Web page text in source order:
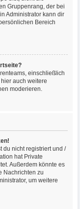
Gruppenrang, der bei
Administrator kann dir
Bereich
einschließlich
auch weitere
moderieren.
du nicht registriert und /
hat Private
Außerdem könnte es
Nachrichten zu
um weitere